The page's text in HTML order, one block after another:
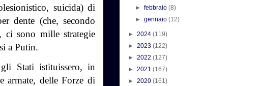
suicida) di
dente (che, secondo
ci sono mille strategie
a Putin.
Stati istituissero, in
armate, delle Forze di
►febbraio(8)
►gennaio(12)
► 2024 (119)
► 2023 (122)
► 2022 (127)
► 2021 (167)
► 2020 (161)